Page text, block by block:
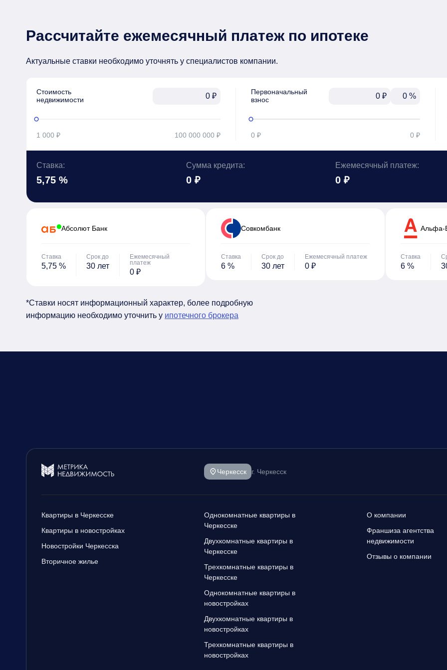
Рассчитайте ежемесячный платеж по ипотеке
Актуальные ставки необходимо уточнять у специалистов компании.
Стоимость
недвижимости
₽
1 000 ₽ 100 000 000 ₽
Первоначальный
взнос
₽ %
0 ₽ 0 ₽
Ставка:
5,75 %
Сумма кредита:
0 ₽
Ежемесячный платеж:
0 ₽
Абсолют Банк
Ставка
5,75 %
Срок до
30 лет
Ежемесячный
платеж
0 ₽
Cовкомбанк
Ставка
6 %
Срок до
30 лет
Ежемесячный платеж
0 ₽
Альфа-
Ставка
6 %
*Ставки носят информационный характер, более подробную
информацию необходимо уточнить у ипотечного брокера
Черкесск г. Черкесск
Квартиры в Черкесске
Квартиры в новостройках
Новостройки Черкесска
Вторичное жилье
Однокомнатные квартиры в
Черкесске
Двухкомнатные квартиры в
Черкесске
Трехкомнатные квартиры в
Черкесске
Однокомнатные квартиры в
новостройках
Двухкомнатные квартиры в
новостройках
Трехкомнатные квартиры в
новостройках
О компании
Франшиза агентства
недвижимости
Отзывы о компании